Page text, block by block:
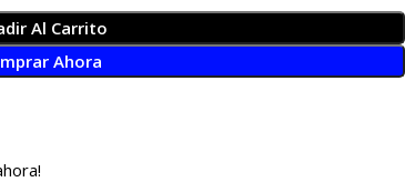
Al Carrito
Ahora